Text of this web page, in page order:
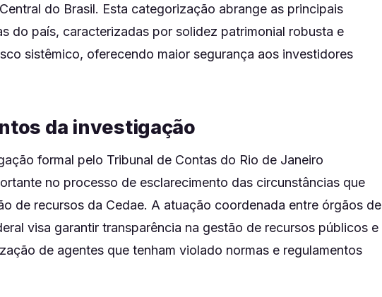
do Brasil. Esta categorização abrange as principais
do país, caracterizadas por solidez patrimonial robusta e
sistêmico, oferecendo maior segurança aos investidores
da investigação
formal pelo Tribunal de Contas do Rio de Janeiro
no processo de esclarecimento das circunstâncias que
de recursos da Cedae. A atuação coordenada entre órgãos de
visa garantir transparência na gestão de recursos públicos e
de agentes que tenham violado normas e regulamentos